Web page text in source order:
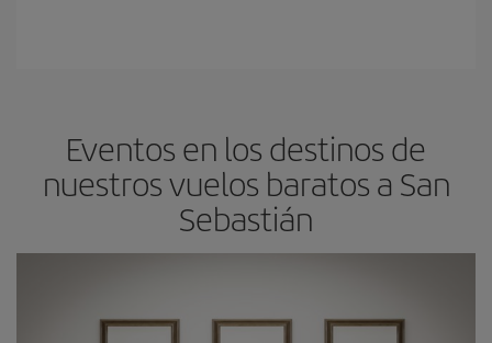
Eventos en los destinos de
nuestros vuelos baratos a San
Sebastián